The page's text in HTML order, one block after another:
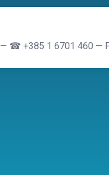
— ☎ +385 1 6701 460 —